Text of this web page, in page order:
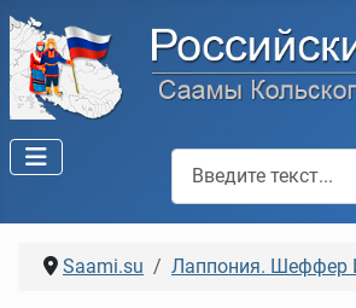
Saami.su Лаппония. Шеффер